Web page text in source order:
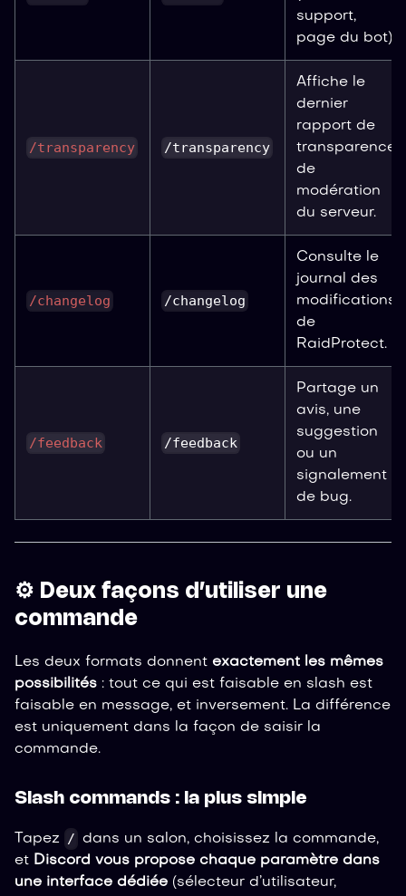
support,
page du bot).
/transparency /transparency
Affiche le
dernier
rapport de
transparence
de
modération
du serveur.
/changelog /changelog
Consulte le
journal des
modifications
de
RaidProtect.
/feedback /feedback
Partage un
avis, une
suggestion
ou un
signalement
de bug.
⚙️ Deux façons d’utiliser une
commande
Les deux formats donnent exactement les mêmes
possibilités : tout ce qui est faisable en slash est
faisable en message, et inversement. La différence
est uniquement dans la façon de saisir la
commande.
Slash commands : la plus simple
Tapez /
dans un salon, choisissez la commande,
et Discord vous propose chaque paramètre dans
une interface dédiée (sélecteur d’utilisateur,